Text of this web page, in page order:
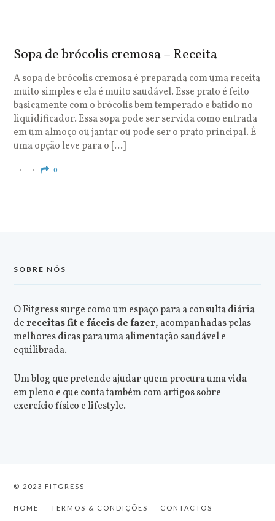
Sopa de brócolis cremosa – Receita
A sopa de brócolis cremosa é preparada com uma receita
muito simples e ela é muito saudável. Esse prato é feito
basicamente com o brócolis bem temperado e batido no
liquidificador. Essa sopa pode ser servida como entrada
em um almoço ou jantar ou pode ser o prato principal. É
uma opção leve para o […]
0
SOBRE NÓS
O Fitgress surge como um espaço para a consulta diária
dereceitas fit e fáceis de fazer, acompanhadas pelas
melhores dicas para uma alimentação saudável e
equilibrada.
Um blog que pretende ajudar quem procura uma vida
em pleno e que conta também com artigos sobre
exercício físico e lifestyle.
© 2023 FITGRESS
HOME TERMOS & CONDIÇÕES CONTACTOS